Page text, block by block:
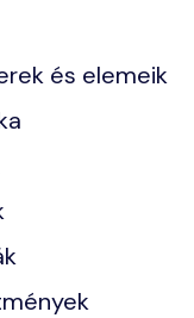
és elemeik